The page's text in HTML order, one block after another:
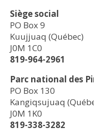
Siège social
PO Box 9
Kuujjuaq (Québec)
J0M 1C0
819-964-2961
Parc national des
PO Box 130
Kangiqsujuaq
J0M 1K0
819-338-3282